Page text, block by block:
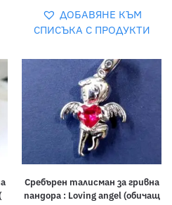
ДОБАВЯНЕ КЪМ
СПИСЪКА С ПРОДУКТИ
Сребърен талисман за гривна
пандора : Loving angel (обичащ